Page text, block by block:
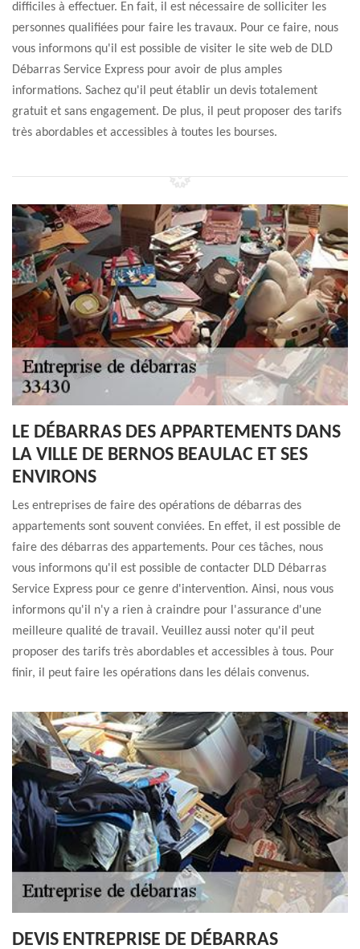
difficiles à effectuer. En fait, il est nécessaire de solliciter les
personnes qualifiées pour faire les travaux. Pour ce faire, nous
vous informons qu'il est possible de visiter le site web de DLD
Débarras Service Express pour avoir de plus amples
informations. Sachez qu'il peut établir un devis totalement
gratuit et sans engagement. De plus, il peut proposer des tarifs
très abordables et accessibles à toutes les bourses.
LE DÉBARRAS DES APPARTEMENTS DANS
LA VILLE DE BERNOS BEAULAC ET SES
ENVIRONS
Les entreprises de faire des opérations de débarras des
appartements sont souvent conviées. En effet, il est possible de
faire des débarras des appartements. Pour ces tâches, nous
vous informons qu'il est possible de contacter DLD Débarras
Service Express pour ce genre d'intervention. Ainsi, nous vous
informons qu'il n'y a rien à craindre pour l'assurance d'une
meilleure qualité de travail. Veuillez aussi noter qu'il peut
proposer des tarifs très abordables et accessibles à tous. Pour
finir, il peut faire les opérations dans les délais convenus.
DEVIS ENTREPRISE DE DÉBARRAS